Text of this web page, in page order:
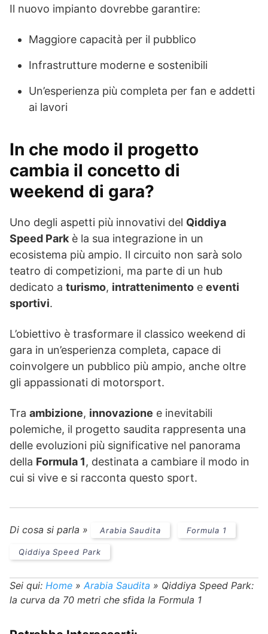
Il nuovo impianto dovrebbe garantire:
Maggiore capacità per il pubblico
Infrastrutture moderne e sostenibili
Un’esperienza più completa per fan e addetti
ai lavori
In che modo il progetto
cambia il concetto di
weekend di gara?
Uno degli aspetti più innovativi del Qiddiya
Speed Park è la sua integrazione in un
ecosistema più ampio. Il circuito non sarà solo
teatro di competizioni, ma parte di un hub
dedicato a turismo, intrattenimento e eventi
sportivi.
L’obiettivo è trasformare il classico weekend di
gara in un’esperienza completa, capace di
coinvolgere un pubblico più ampio, anche oltre
gli appassionati di motorsport.
Tra ambizione, innovazione e inevitabili
polemiche, il progetto saudita rappresenta una
delle evoluzioni più significative nel panorama
della Formula 1, destinata a cambiare il modo in
cui si vive e si racconta questo sport.
Di cosa si parla » Arabia Saudita Formula 1
Qiddiya Speed Park
Sei qui: Home » Arabia Saudita » Qiddiya Speed Park:
la curva da 70 metri che sfida la Formula 1